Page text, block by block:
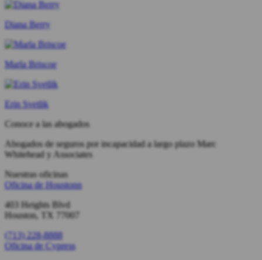
Diana Berry
Marla Briscoe
Erin Svetlik
Conoce a las abogados
Abogados de seguros por incapacidad a largo plazo Marc
Whitehead y Associates
Nuestras oficinas
Oficina de Houstonn
403 Heights Blvd
Houston, TX 77007
(713) 228-8888
Oficina de Cypress